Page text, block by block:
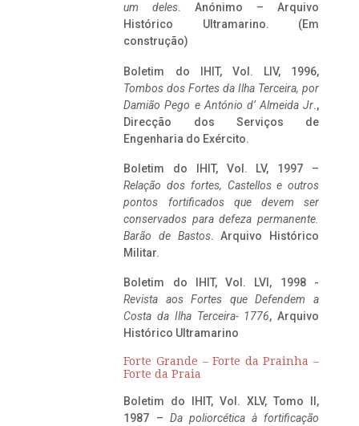
um deles. Anónimo – Arquivo
Histórico Ultramarino. (Em
construção)
Boletim do IHIT, Vol. LIV, 1996,
Tombos dos Fortes da Ilha Terceira, por
Damião Pego e António d’ Almeida Jr.,
Direcção dos Serviços de
Engenharia do Exército.
Boletim do IHIT, Vol. LV, 1997 –
Relação dos fortes, Castellos e outros
pontos fortificados que devem ser
conservados para defeza permanente.
Barão de Bastos. Arquivo Histórico
Militar.
Boletim do IHIT, Vol. LVI, 1998 -
Revista aos Fortes que Defendem a
Costa da Ilha Terceira- 1776, Arquivo
Histórico Ultramarino
Forte Grande – Forte da Prainha –
Forte da Praia
Boletim do IHIT, Vol. XLV, Tomo II,
1987 – Da poliorcética à fortificação